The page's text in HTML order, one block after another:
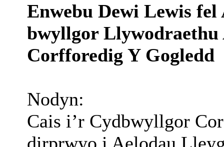
Enwebu Dewi Lewis
bwyllgor
Corfforedig Y Gogledd
Nodyn:
Cais i’r Cydbwyllgor